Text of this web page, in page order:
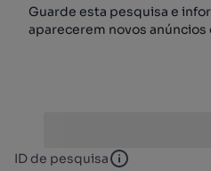
Guarde esta pesquisa e
aparecerem novos
ID de pesquisa ID de pesquisa